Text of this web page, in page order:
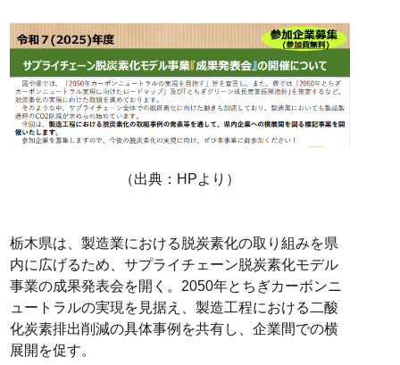
（出典：HPより）
栃木県は、製造業における脱炭素化の取り組みを県
内に広げるため、サプライチェーン脱炭素化モデル
事業の成果発表会を開く。2050年とちぎカーボンニ
ュートラルの実現を見据え、製造工程における二酸
化炭素排出削減の具体事例を共有し、企業間での横
展開を促す。